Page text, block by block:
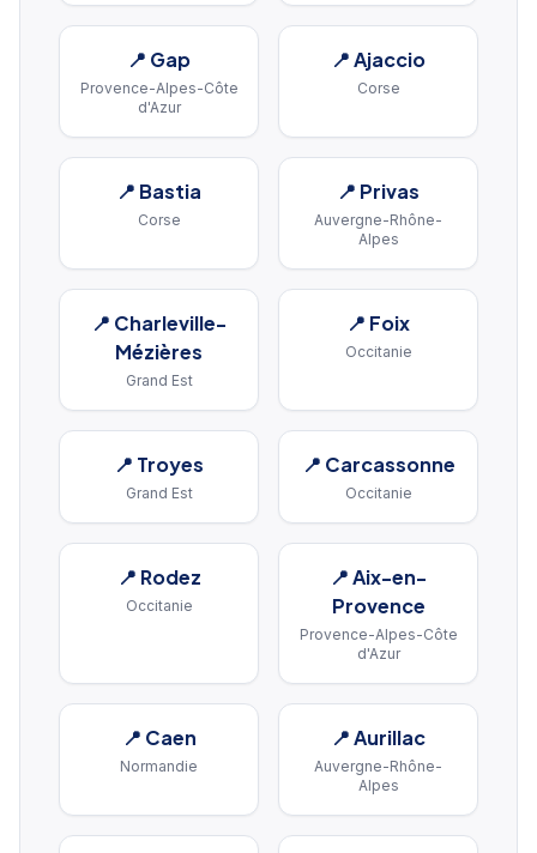
📍 Gap
Provence-Alpes-Côte
d'Azur
📍Ajaccio
Corse
📍 Bastia
Corse
📍 Privas
Auvergne-Rhône-
Alpes
📍 Charleville-
Mézières
Grand Est
📍 Foix
Occitanie
📍 Troyes
Grand Est
📍 Carcassonne
Occitanie
📍 Rodez
Occitanie
📍Aix-en-
Provence
Provence-Alpes-Côte
d'Azur
📍 Caen
Normandie
📍Aurillac
Auvergne-Rhône-
Alpes